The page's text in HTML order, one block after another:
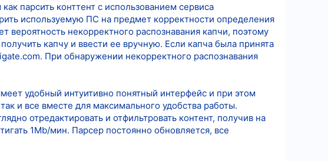
парсить конттент с использованием сервиса
используемую ПС на предмет корректности определения
некорректного распознавания капчи, поэтому
капчу и ввести ее вручную. Если капча была принята
При обнаружении некорректного распознавания
удобный интуитивно понятный интерфейс и при этом
и все вместе для максимального удобства работы.
отредактировать и отфильтровать контент, получив на
1Mb/мин. Парсер постоянно обновляется, все